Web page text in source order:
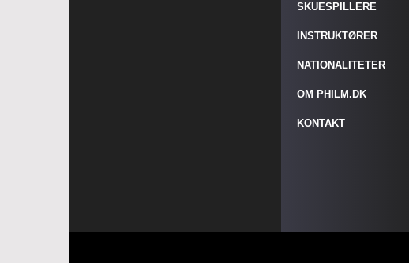
SKUESPILLERE
INSTRUKTØRER
NATIONALITETER
OM PHILM.DK
KONTAKT